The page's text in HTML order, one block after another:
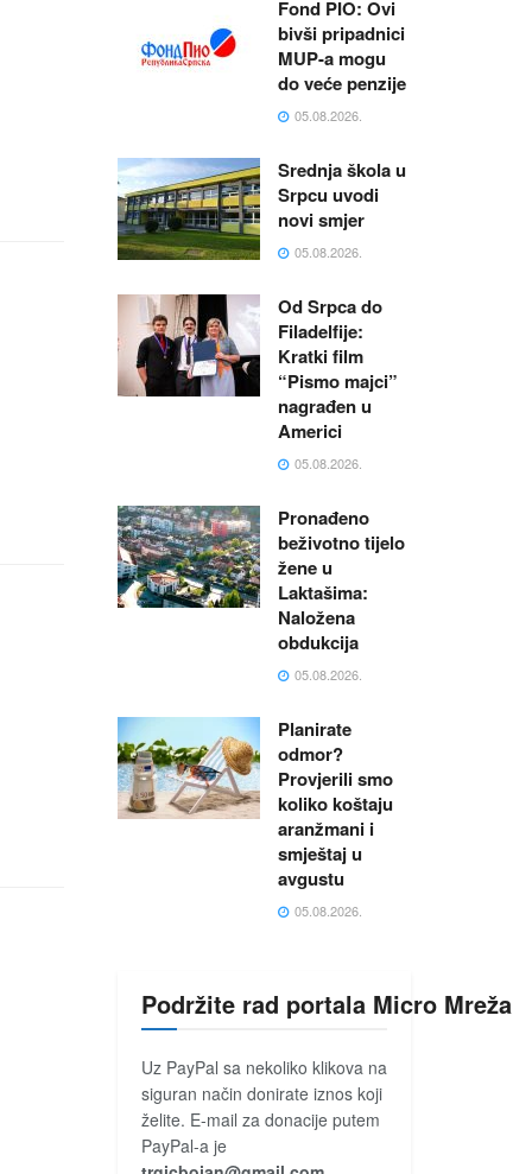
Fond PIO: Ovi
bivši pripadnici
MUP-a mogu
do veće penzije
05.08.2026.
Srednja škola u
Srpcu uvodi
novi smjer
05.08.2026.
Od Srpca do
Filadelfije:
Kratki film
“Pismo majci”
nagrađen u
Americi
05.08.2026.
Pronađeno
beživotno tijelo
žene u
Laktašima:
Naložena
obdukcija
05.08.2026.
Planirate
odmor?
Provjerili smo
koliko koštaju
aranžmani i
smještaj u
avgustu
05.08.2026.
Podržite rad portala Micro Mreža
Uz PayPal sa nekoliko klikova na
siguran način donirate iznos koji
želite. E-mail za donacije putem
PayPal-a je